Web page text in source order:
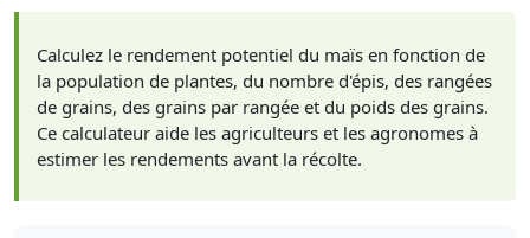
Calculez le rendement potentiel du maïs en fonction de
la population de plantes, du nombre d'épis, des rangées
de grains, des grains par rangée et du poids des grains.
Ce calculateur aide les agriculteurs et les agronomes à
estimer les rendements avant la récolte.